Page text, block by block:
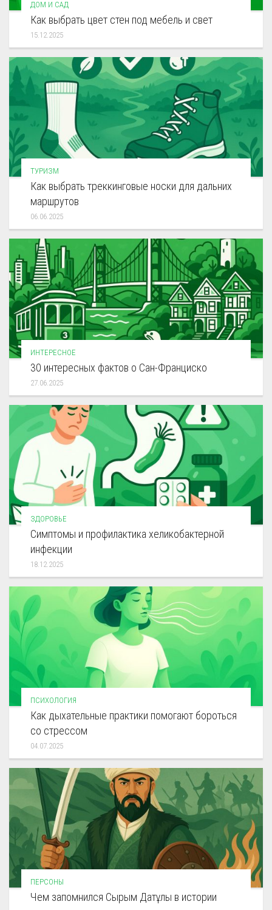
ДОМ И САД
Как выбрать цвет стен под мебель и свет
15.12.2025
ТУРИЗМ
Как выбрать треккинговые носки для дальних
маршрутов
06.06.2025
ИНТЕРЕСНОЕ
30 интересных фактов о Сан-Франциско
27.06.2025
ЗДОРОВЬЕ
Симптомы и профилактика хеликобактерной
инфекции
18.12.2025
ПСИХОЛОГИЯ
Как дыхательные практики помогают бороться
со стрессом
04.07.2025
ПЕРСОНЫ
Чем запомнился Сырым Датұлы в истории